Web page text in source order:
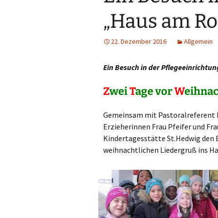
PGR-Wahl 2019
Prävention im
Terminplan
Unsere
„Haus am
22. Dezember 2016 Allgemein
Ein Besuch in der
ZweiTagevorW
Gemeinsam mit Pastoralreferent
Erzieherinnen Frau Pfeifer und
Kindertagesstätte St.Hedwig den
weihnachtlichen Liedergruß ins